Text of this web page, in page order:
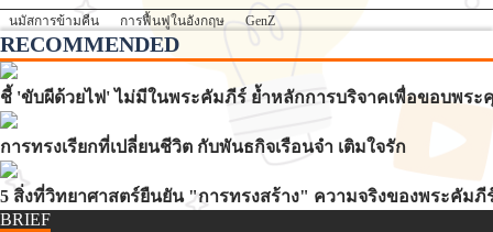
นมัสการข้ามคืน การฟื้นฟูในอังกฤษ GenZ
RECOMMENDED
ชี้ 'ขับผีด้วยไฟ' ไม่มีในพระคัมภีร์ ย้ำหลักการบริจาคเพื่อขอบพร
การทรงเรียกที่เปลี่ยนชีวิต กับพันธกิจเรือนจำ เติมใจรัก
5 สิ่งที่วิทยาศาสตร์ยืนยัน "การทรงสร้าง" ความจริงของพระคัม
BRIEF